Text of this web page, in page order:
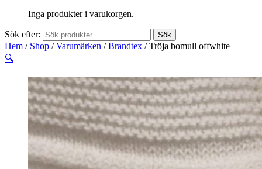
Inga produkter i varukorgen.
Sök efter: Sök
Hem / Shop /Varumärken /Brandtex / Tröja bomull offwhite
🔍